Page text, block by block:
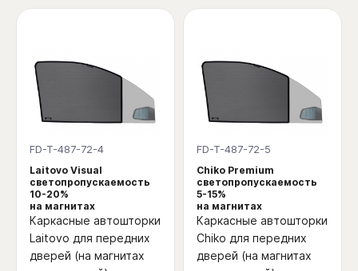
FD-T-487-72-4
Laitovo Visual
светопропускаемость
10-20%
на магнитах
Каркасные автошторки
Laitovo для передних
дверей (на магнитах
FD-T-487-72-5
Chiko Premium
светопропускаемость
5-15%
на магнитах
Каркасные автошторки
Chiko для передних
дверей (на магнитах